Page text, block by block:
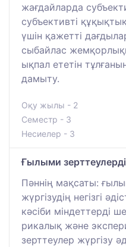
жағдайларда
субъективті
үшін қажетті
сыбайлас
ықпал ететін
дамыту.
Оқу жылы - 2
Семестр - 3
Несиелер - 3
Ғылыми
Пәннің мақсаты:
жүргізудің негізгі
кәсіби міндеттерді
рикалық және
зерттеулер жүргізу